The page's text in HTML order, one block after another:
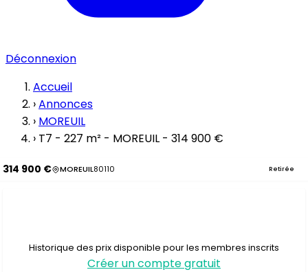
Déconnexion
Accueil
›Annonces
› MOREUIL
› T7 - 227 m² - MOREUIL - 314 900 €
314 900 € MOREUIL80110 Retirée
Historique des prix disponible pour les membres inscrits
Créer un compte gratuit